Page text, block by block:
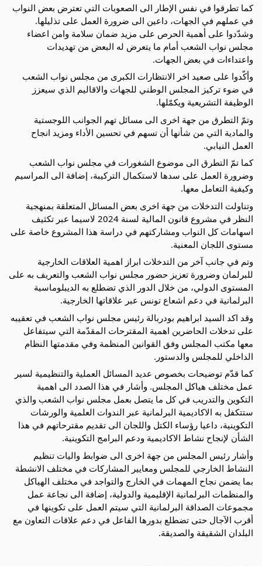
كما تطرقوا في نفس الإطار الى الصعوبات التي تعترض بعض النواب
في عملهم في الجهات، داعين الى ضرورة العمل على تذليلها.
وشدّدوا على أهمية الحرص على مزيد ضمان سلامة وامن اعضاء
مجلس نواب الشعب أمام ما يتعرض له البعض من تهديدات
واعتداءات في بعض الجهات.
وأكّدوا على صعيد اخر الانتظارات الكبرى من مجلس نواب الشعب
في ضوء تركيز المجلس الوطني للجهات والاقاليم الذي سيعزز
الوظيفة التشريعية ويكمّلها.
وتمّ التطرق من جهة اخرى الى مسائل تهم الجوانب اللوجستية
والمادية التي من شأنها أن تسهم في تحسين الأداء ومزيد انجاح
العمل النيابي.
كما تمّ التطرق الى موضوع الشغورات في مجلس نواب الشعب
وضرورة العمل على سدها لاستكمال التركيبة، إضافة الى المراسيم
وكيفية التعامل معها.
وتناولت التدخلات من جهة اخرى بعض المسائل المتعلقة بمنهجية
النظر في مشروع قانون المالية لسنة 2024 لاسيما عبر تكثيف
اسهامات كل النواب ومشاركتهم في دراسة هذا المشروع خاصة على
مستوى اللجان المعنية.
وتم في جانب آخر من التدخلات ابراز اهمية العلاقات الخارجية
للبرلمان وضرورة تعزيز حضور مجلس نواب الشعب والتعريف به على
المستوى الدولي، من خلال الدور الذي تضطلع به الديبلوماسية
البرلمانية في دعم اشعاع تونس عبر علاقاتها الخارجية.
وقد اكد السيد ابراهيم بودربالة رئيس مجلس نواب الشعب في تعقيبه
على تدخلات الحاضرين اهمية المقترحات المقدّمة التي سيتفاعل
معها مكتب المجلس وفق القوانين المنظمة وفي مقدمتها النظام
الداخلي للمجلس والدستور.
كما قدّم توضيحات بخصوص عديد المسائل العملية والتنظيمية لسير
عمل مختلف هياكل المجلس. وأشار في هذا الصدد الى اهمية
التكوين والتدريب في كل ما يتصل بعمل مجلس نواب الشعب والذي
ستتكفل به الاكاديمية البرلمانية عبر الندوات العلمية والورشات
التكوينية، داعيا رؤساء الكتل واللجان الى تقديم مقترحاتهم في هذا
الشأن لإنجاح نشاط الاكاديمية ودعم البرامج التكوينية.
وأشار رئيس المجلس من جهة اخرى الى ضوابط واليات تنظيم
النشاط الخارجي للمجلس ومعايير المشاركات في مختلف الانشطة
بما يضمن نجاح المهمات في الخارج والتواجد في مختلف الهياكل
والمنظمات البرلمانية الإقليمية والدولية، إضافة الى نجاعة عمل
مجموعات الصداقة البرلمانية التي سيتم العمل على تكوينها في
أقرب الآجال حتى تضطلع بدورها الفاعل في دعم علاقات التعاون مع
البلدان الشقيقة والصديقة.